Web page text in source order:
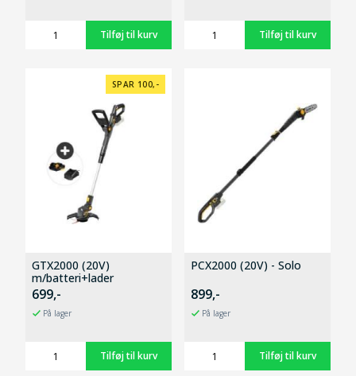
SPAR 100,-
GTX2000 (20V)
m/batteri+lader
699,-
På lager
PCX2000 (20V) - Solo
899,-
På lager